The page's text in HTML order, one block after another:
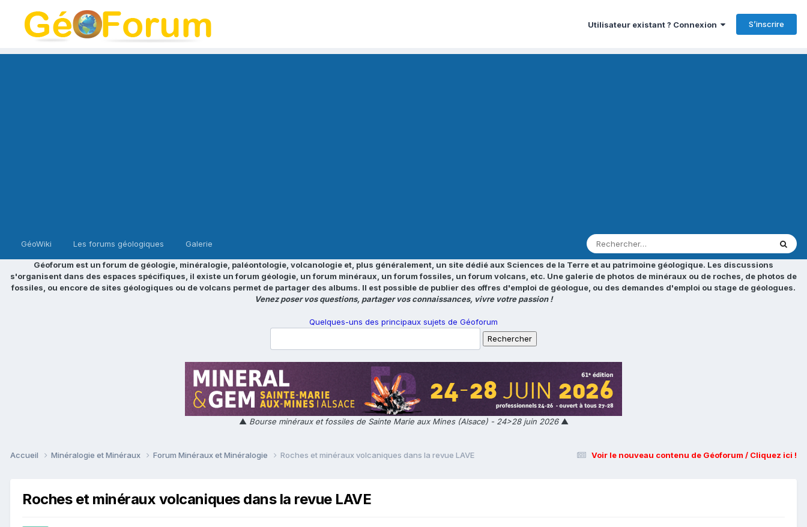
Utilisateur existant ? Connexion S’inscrire
GéoWiki Les forums géologiques Galerie
Géoforum est un forum de géologie, minéralogie, paléontologie, volcanologie et, plus généralement, un site dédié aux Sciences de la Terre et au patrimoine géologique. Les discussions
s'organisent dans des espaces spécifiques, il existe un forum géologie, un forum minéraux, un forum fossiles, un forum volcans, etc. Une galerie de photos de minéraux ou de roches, de photos de
fossiles, ou encore de sites géologiques ou de volcans permet de partager des albums. Il est possible de publier des offres d'emploi de géologue, ou des demandes d'emploi ou stage de géologues.
Venez poser vos questions, partager vos connaissances, vivre votre passion !
Quelques-uns des principaux sujets de Géoforum
▲ Bourse minéraux et fossiles de Sainte Marie aux Mines (Alsace) - 24>28 juin 2026▲
Voir le nouveau contenu de Géoforum / Cliquez ici !
Accueil Minéralogie et Minéraux Forum Minéraux et Minéralogie Roches et minéraux volcaniques dans la revue LAVE
Roches et minéraux volcaniques dans la revue LAVE